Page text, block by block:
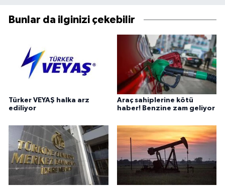
Bunlar da ilginizi çekebilir
Türker VEYAŞ halka arz
ediliyor
Araç sahiplerine kötü
haber! Benzine zam geliyor